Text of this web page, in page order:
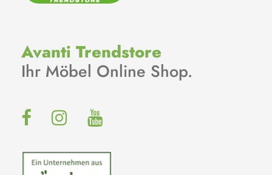
Avanti Trendstore
Ihr Möbel Online Shop.